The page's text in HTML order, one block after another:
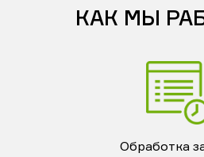
КАК МЫ
Обработка